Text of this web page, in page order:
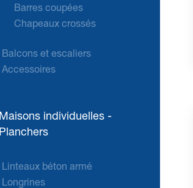
Barres coupées
Chapeaux crossés
Balcons et escaliers
Accessoires
Maisons individuelles -
Planchers
Linteaux béton armé
Longrines